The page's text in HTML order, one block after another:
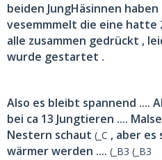
beiden JungHäsinnen
vesemmmelt die eine hatte
alle zusammen gedrückt ,
wurde gestartet .
Also es bleibt spannend ....
bei ca 13 Jungtieren ....
Nestern schaut (_C , aber es
wärmer werden .... (_B3 (_B3